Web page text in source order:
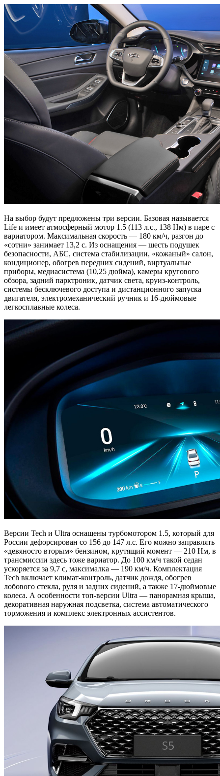
На выбор будут предложены три версии. Базовая называется
Life и имеет атмосферный мотор 1.5 (113 л.с., 138 Нм) в паре с
вариатором. Максимальная скорость — 180 км/ч, разгон до
«сотни» занимает 13,2 с. Из оснащения — шесть подушек
безопасности, АБС, система стабилизации, «кожаный» салон,
кондиционер, обогрев передних сидений, виртуальные
приборы, медиасистема (10,25 дюйма), камеры кругового
обзора, задний парктроник, датчик света, круиз-контроль,
системы бесключевого доступа и дистанционного запуска
двигателя, электромеханический ручник и 16-дюймовые
легкосплавные колеса.
Версии Tech и Ultra оснащены турбомотором 1.5, который для
России дефорсирован со 156 до 147 л.с. Его можно заправлять
«девяносто вторым» бензином, крутящий момент — 210 Нм, в
трансмиссии здесь тоже вариатор. До 100 км/ч такой седан
ускоряется за 9,7 с, максималка — 190 км/ч. Комплектация
Tech включает климат-контроль, датчик дождя, обогрев
лобового стекла, руля и задних сидений, а также 17-дюймовые
колеса. А особенности топ-версии Ultra — панорамная крыша,
декоративная наружная подсветка, система автоматического
торможения и комплекс электронных ассистентов.